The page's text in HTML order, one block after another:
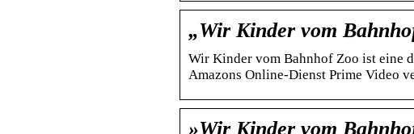
„Wir Kinder vom
Wir Kinder vom Bahnhof Zoo ist eine
Amazons Online-Dienst Prime Video
»Wir Kinder vom